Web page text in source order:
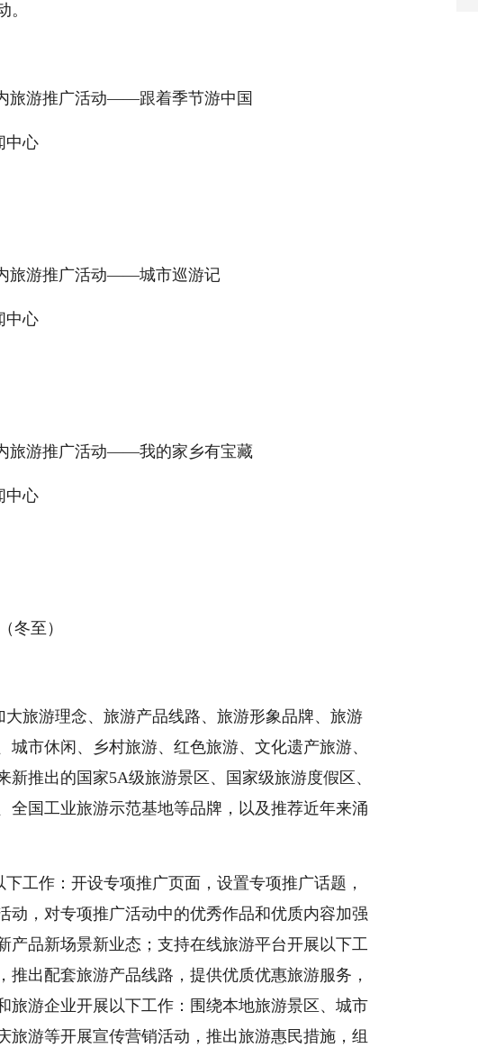
。
旅游推广活动——跟着季节游中国
中心
旅游推广活动——城市巡游记
中心
旅游推广活动——我的家乡有宝藏
中心
冬至）
大旅游理念、旅游产品线路、旅游形象品牌、旅游
市休闲、乡村旅游、红色旅游、文化遗产旅游、
推出的国家5A级旅游景区、国家级旅游度假区、
全国工业旅游示范基地等品牌，以及推荐近年来涌
工作：开设专项推广页面，设置专项推广话题，
动，对专项推广活动中的优秀作品和优质内容加强
产品新场景新业态；支持在线旅游平台开展以下工
出配套旅游产品线路，提供优质优惠旅游服务，
旅游企业开展以下工作：围绕本地旅游景区、城市
游等开展宣传营销活动，推出旅游惠民措施，组